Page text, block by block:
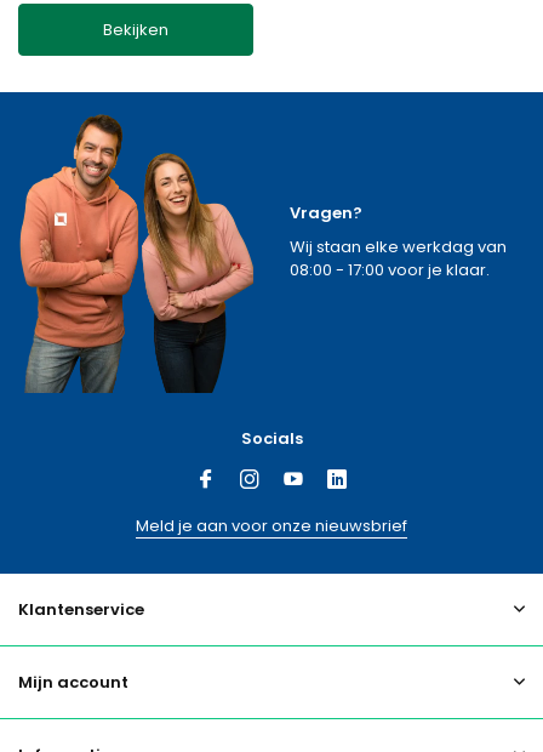
Bekijken
Vragen?
Wij staan elke werkdag van
08:00 - 17:00 voor je klaar.
Socials
Meld je aan voor onze nieuwsbrief
Klantenservice
Mijn account